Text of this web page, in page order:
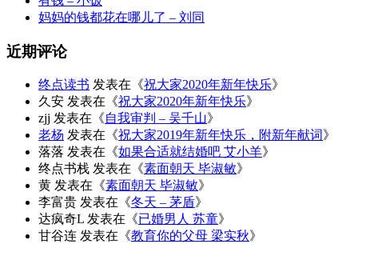
妈妈的钱都花在哪儿了 – 刘同
近期评论
终点读书 发表在《祝大家2020年新年快乐》
久安 发表在《祝大家2020年新年快乐》
zjj 发表在《自我审判 – 吴千山》
老杨 发表在《祝大家2019年新年快乐，附新年献词》
落落 发表在《如果合适就结婚吧 艾小羊》
终点书栈 发表在《素面朝天 毕淑敏》
黄 发表在《素面朝天 毕淑敏》
李富贵 发表在《冬天 – 茅盾》
达疯奇L 发表在《已婚男人 苏童》
甘谷连 发表在《教育你的父母 梁实秋》